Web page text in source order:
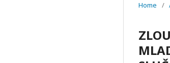
Home /